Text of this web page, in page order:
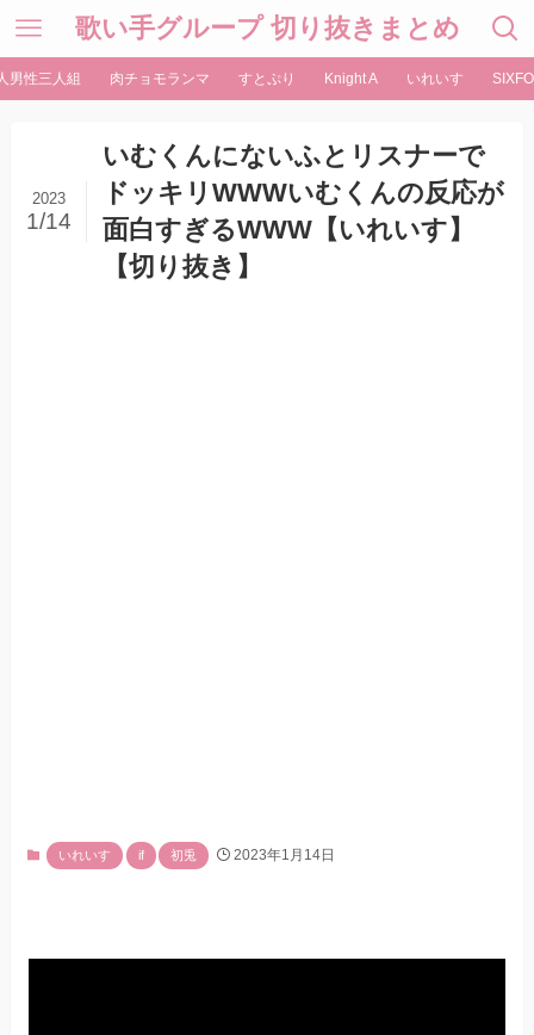
歌い手グループ 切り抜きまとめ
男性三人組 肉チョモランマ すとぷり Knight A いれいす
いむくんにないふとリスナーで
ドッキリWWWいむくんの反応が
面白すぎるWWW【いれいす】
【切り抜き】
2023
1/14
いれいす if 初兎 2023年1月14日